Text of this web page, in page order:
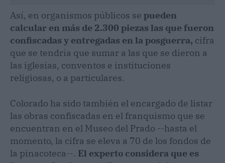
Así, en organismos públicos se pueden
calcular en más de 2.300 piezas las que fueron
confiscadas y entregadas en la posguerra, cifra
que se tendría que sumar a las que se dieron a
las iglesias, conventos e instituciones
religiosas, o a particulares.
Colorado ha sido también el encargado de listar
las obras confiscadas en el franquismo que se
encuentran en el Museo del Prado --hasta el
momento, la cifra se eleva a 70 de los fondos de
la pinacoteca--. El experto considera que es